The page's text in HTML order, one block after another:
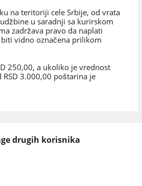
na teritoriji cele Srbije, od vrata
u saradnji sa kurirskom
zadržava pravo da naplati
vidno označena prilikom
250,00, a ukoliko je vrednost
3.000,00 poštarina je
drugih korisnika